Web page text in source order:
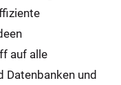
auf alle
Datenbanken und